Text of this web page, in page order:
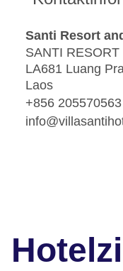
Santi Resort
SANTI
LA681 Luang
Laos
+856 205570563